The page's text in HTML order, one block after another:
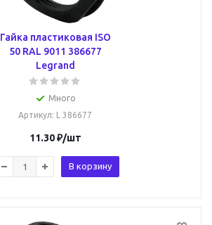
Гайка пластиковая ISO
50 RAL 9011 386677
Legrand
Много
Артикул: L 386677
11.30₽/шт
В корзину